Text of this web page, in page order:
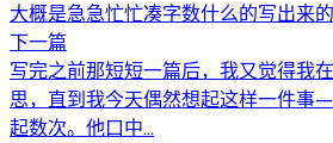
大概是急急忙忙凑字数什么的写出来
下一篇
写完之前那短短一篇后，我又觉得我
思，直到我今天偶然想起这样一件事
起数次。他口中...